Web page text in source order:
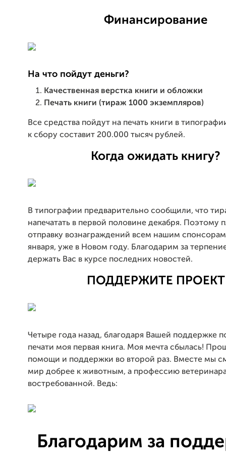
Финансирование
На что пойдут деньги?
Качественная верстка книги и обложки
Печать книги (тираж 1000 экземпляров)
Все средства пойдут на печать книги в
к сбору составит 200.000 тысяч рублей.
Когда ожидать книгу?
В типографии предварительно сообщили, что
напечатать в первой половине декабря. Поэтому
отправку вознаграждений всем нашим
января, уже в Новом году. Благодарим за
держать Вас в курсе последних новостей.
ПОДДЕРЖИТЕ ПРОЕКТ
Четыре года назад, благодаря Вашей поддержке
печати моя первая книга. Моя мечта сбылась!
помощи и поддержки во второй раз. Вместе мы
мир добрее к животным, а профессию
востребованной. Ведь:
Благодарим за